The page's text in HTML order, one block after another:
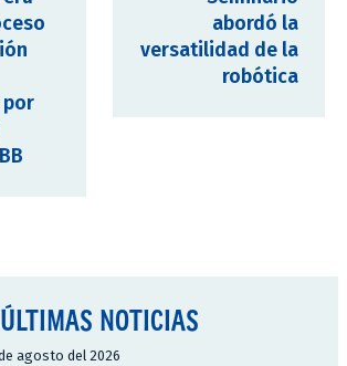
por
abordó la
versatilidad de la
robótica
ÚLTIMAS NOTICIAS
agosto del 2026